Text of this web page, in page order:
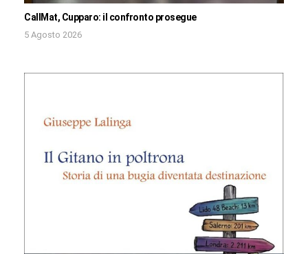
CallMat, Cupparo: il confronto prosegue
5 Agosto 2026